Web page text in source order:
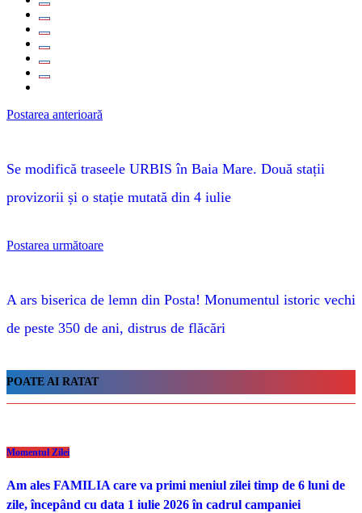
Postarea anterioară
Se modifică traseele URBIS în Baia Mare. Două stații
provizorii și o stație mutată din 4 iulie
Postarea următoare
A ars biserica de lemn din Posta! Monumentul istoric vechi
de peste 350 de ani, distrus de flăcări
POATE AI RATAT
Momentul Zilei
Am ales FAMILIA care va primi meniul zilei timp de 6 luni de
zile, începând cu data 1 iulie 2026 în cadrul campaniei